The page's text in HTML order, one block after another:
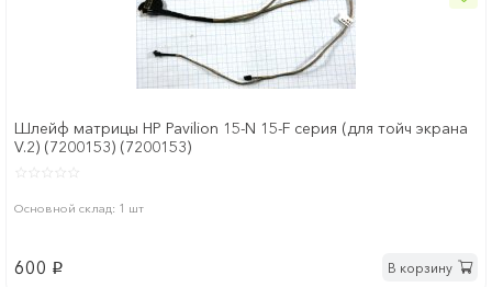
Шлейф матрицы HP Pavilion 15-N 15-F серия (для тойч экрана
V.2) (7200153) (7200153)
Основной склад: 1 шт
600 p В корзину